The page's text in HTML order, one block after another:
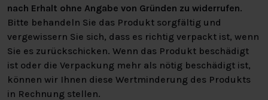
nach Erhalt ohne Angabe von Gründen zu widerrufen.
Bitte behandeln Sie das Produkt sorgfältig und
vergewissern Sie sich, dass es richtig verpackt ist, wenn
Sie es zurückschicken. Wenn das Produkt beschädigt
ist oder die Verpackung mehr als nötig beschädigt ist,
können wir Ihnen diese Wertminderung des Produkts
in Rechnung stellen.